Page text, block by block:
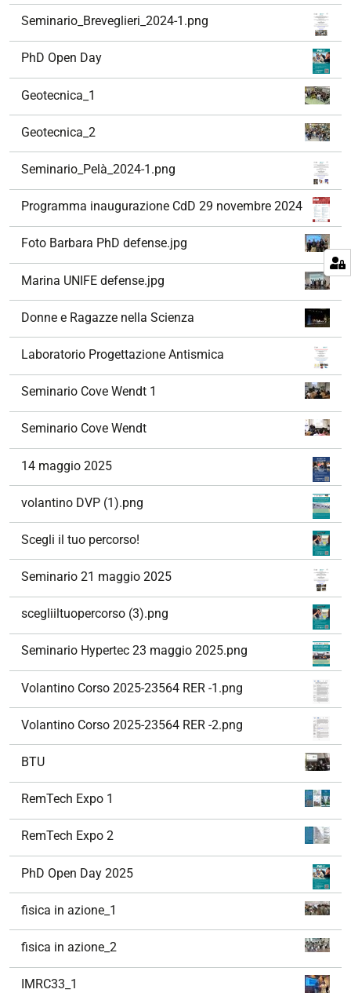
Seminario_Breveglieri_2024-1.png
PhD Open Day
Geotecnica_1
Geotecnica_2
Seminario_Pelà_2024-1.png
Programma inaugurazione CdD 29 novembre 2024
Foto Barbara PhD defense.jpg
Marina UNIFE defense.jpg
Donne e Ragazze nella Scienza
Laboratorio Progettazione Antismica
Seminario Cove Wendt 1
Seminario Cove Wendt
14 maggio 2025
volantino DVP (1).png
Scegli il tuo percorso!
Seminario 21 maggio 2025
scegliiltuopercorso (3).png
Seminario Hypertec 23 maggio 2025.png
Volantino Corso 2025-23564 RER -1.png
Volantino Corso 2025-23564 RER -2.png
BTU
RemTech Expo 1
RemTech Expo 2
PhD Open Day 2025
fisica in azione_1
fisica in azione_2
IMRC33_1